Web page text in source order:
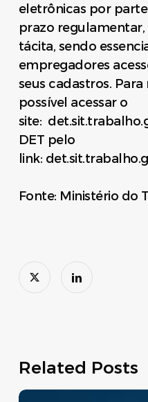
eletrônicas por
prazo
tácita, sendo
empregadores
seus cadastros.
possível acessar o
site:
DET pelo
link:
Fonte: Ministério do
Related Posts
Move